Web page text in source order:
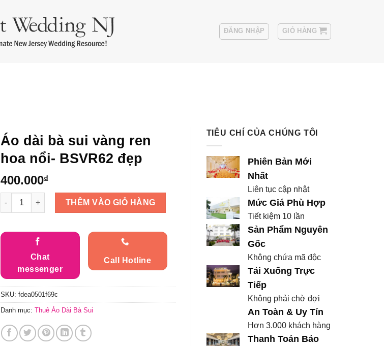
ĐĂNG NHẬP GIỎ HÀNG
Áo dài bà sui vàng ren
hoa nổi- BSVR62 đẹp
400.000₫
Áo dài bà sui vàng ren hoa nổi- BSVR62 đẹp số lượng
THÊM VÀO GIỎ HÀNG
Chat
messenger
Call Hotline
SKU: fdea0501f69c
Danh mục: Thuê Áo Dài Bà Sui
TIÊU CHÍ CỦA CHÚNG TÔI
Phiên Bản Mới
Nhất
Liên tục cập nhật
Mức Giá Phù Hợp
Tiết kiệm 10 lần
Sản Phẩm Nguyên
Gốc
Không chứa mã độc
Tải Xuống Trực
Tiếp
Không phải chờ đợi
An Toàn & Uy Tín
Hơn 3.000 khách hàng
Thanh Toán Bảo